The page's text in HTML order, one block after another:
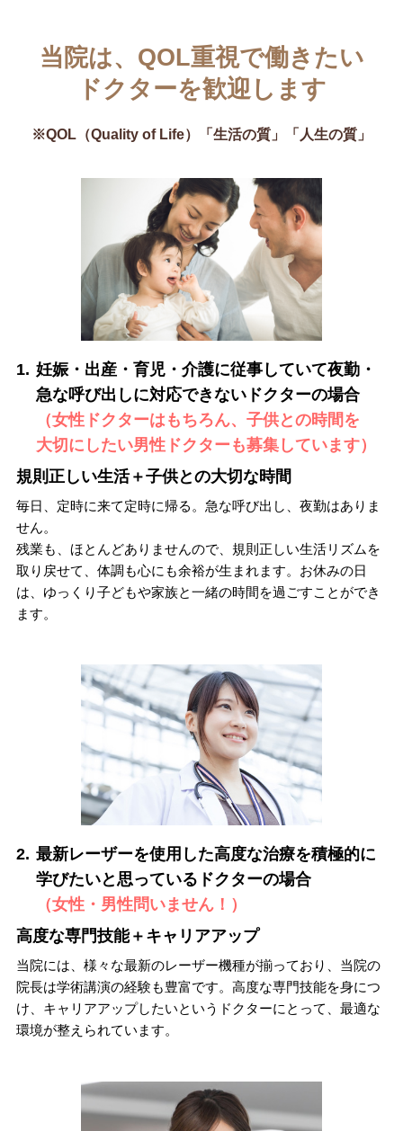
当院は、QOL重視で働きたい
ドクターを歓迎します
※QOL（Quality of Life）「生活の質」「人生の質」
1. 妊娠・出産・育児・介護に従事していて夜勤・
急な呼び出しに対応できないドクターの場合
（女性ドクターはもちろん、子供との時間を
大切にしたい男性ドクターも募集しています）
規則正しい生活＋子供との大切な時間
毎日、定時に来て定時に帰る。急な呼び出し、夜勤はありま
せん。
残業も、ほとんどありませんので、規則正しい生活リズムを
取り戻せて、体調も心にも余裕が生まれます。お休みの日
は、ゆっくり子どもや家族と一緒の時間を過ごすことができ
ます。
2. 最新レーザーを使用した高度な治療を積極的に
学びたいと思っているドクターの場合
（女性・男性問いません！）
高度な専門技能＋キャリアアップ
当院には、様々な最新のレーザー機種が揃っており、当院の
院長は学術講演の経験も豊富です。高度な専門技能を身につ
け、キャリアアップしたいというドクターにとって、最適な
環境が整えられています。